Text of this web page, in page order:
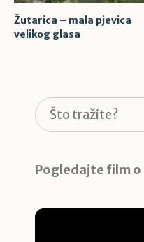
Žutarica – mala pjevica
velikog glasa
Pretraga
Pogledajte film